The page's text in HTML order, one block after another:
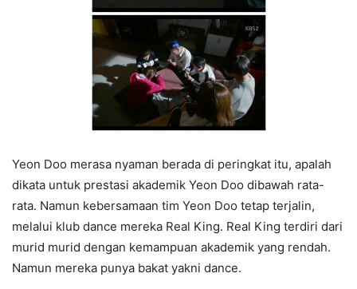
Yeon Doo merasa nyaman berada di peringkat itu, apalah
dikata untuk prestasi akademik Yeon Doo dibawah rata-
rata. Namun kebersamaan tim Yeon Doo tetap terjalin,
melalui klub dance mereka Real King. Real King terdiri dari
murid murid dengan kemampuan akademik yang rendah.
Namun mereka punya bakat yakni dance.